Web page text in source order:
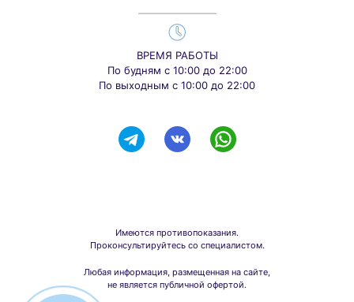
ВРЕМЯ РАБОТЫ
По будням с 10:00 до 22:00
По выходным с 10:00 до 22:00
Имеются противопоказания.
Проконсультируйтесь со специалистом.
Любая информация, размещенная на сайте,
не является публичной офертой.